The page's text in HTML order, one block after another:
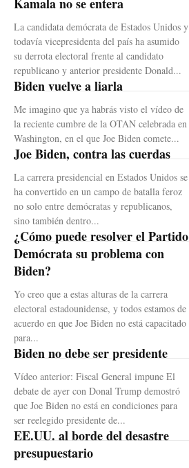
La candidata demócrata de Estados Unidos y
todavía vicepresidenta del país ha asumido
su derrota electoral frente al candidato
republicano y anterior presidente Donald...
Biden vuelve a liarla
Me imagino que ya habrás visto el vídeo de
la reciente cumbre de la OTAN celebrada en
Washington, en el que Joe Biden comete...
Joe Biden, contra las cuerdas
La carrera presidencial en Estados Unidos se
ha convertido en un campo de batalla feroz
no solo entre demócratas y republicanos,
sino también dentro...
¿Cómo puede resolver el Partido
Demócrata su problema con
Biden?
Yo creo que a estas alturas de la carrera
electoral estadounidense, y todos estamos de
acuerdo en que Joe Biden no está capacitado
para...
Biden no debe ser presidente
Vídeo anterior: Fiscal General impune El
debate de ayer con Donal Trump demostró
que Joe Biden no está en condiciones para
ser reelegido presidente de...
EE.UU. al borde del desastre
presupuestario